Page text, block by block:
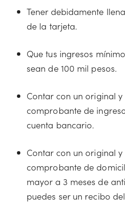
Tener debidamente
de la tarjeta.
Que tus ingresos
sean de 100 mil pesos.
Contar con un original
comprobante de
cuenta bancario.
Contar con un original
comprobante de
mayor a 3 meses de
puedes ser un recibo